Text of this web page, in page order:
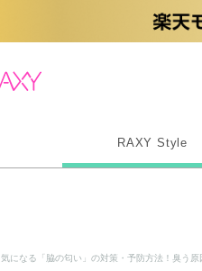
RAXY Style
気になる「脇の匂い」の対策・予防方法！臭う